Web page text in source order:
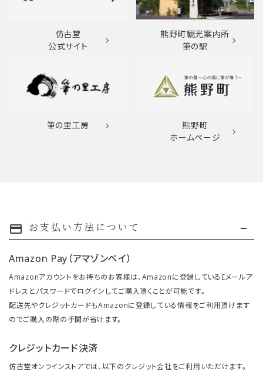
仿古堂
公式サイト
熊野町観光案内所
筆の駅
筆の里工房
熊野町
ホームページ
payment お支払い方法について
Amazon Pay（アマゾンペイ）
Amazonアカウントをお持ちのお客様は、Amazonに登録しているEメールア
ドレスとパスワードでログインしてご購入頂くことが可能です。
配送先やクレジットカードもAmazonに登録している情報をご利用頂けます
のでご購入の際の手間が省けます。
クレジットカード決済
仿古堂オンラインストアでは、以下のクレジット会社をご利用いただけます。